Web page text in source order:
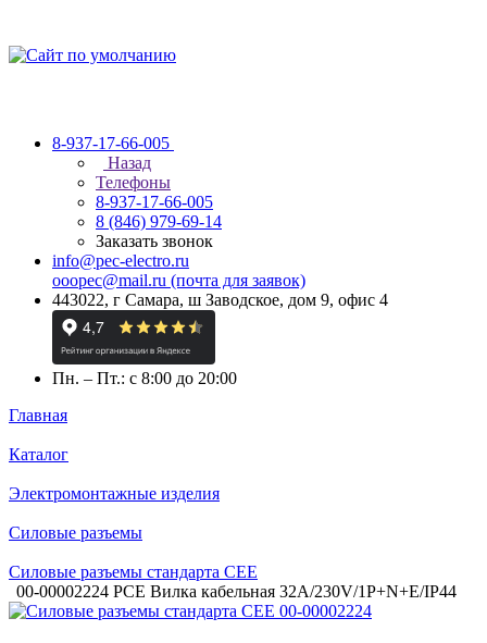
8-937-17-66-005
Назад
Телефоны
8-937-17-66-005
8 (846) 979-69-14
Заказать звонок
info@pec-electro.ru
ooopec@mail.ru (почта для заявок)
443022, г Самара, ш Заводское, дом 9, офис 4
Пн. – Пт.: с 8:00 до 20:00
Главная
Каталог
Электромонтажные изделия
Силовые разъемы
Силовые разъемы стандарта CEE
00-00002224 PCE Вилка кабельная 32А/230V/1P+N+E/IP44